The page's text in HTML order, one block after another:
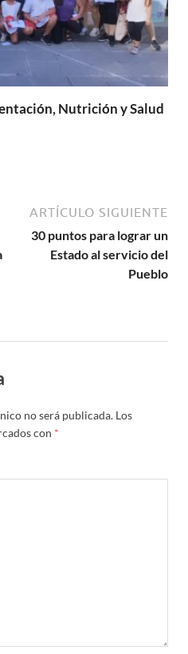
Nutrición y Salud
ARTÍCULO SIGUIENTE
30 puntos para lograr un
Estado al servicio del
Pueblo
no será publicada. Los
con *